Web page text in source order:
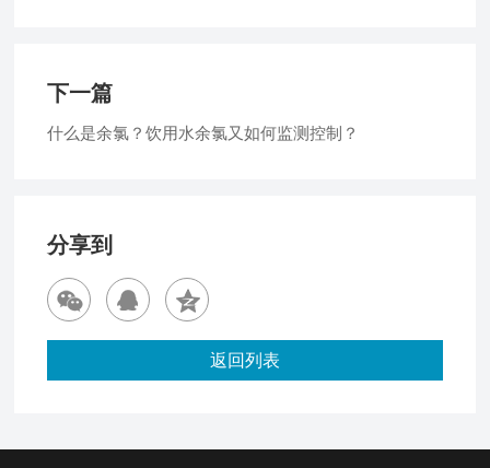
下一篇
什么是余氯？饮用水余氯又如何监测控制？
分享到
返回列表